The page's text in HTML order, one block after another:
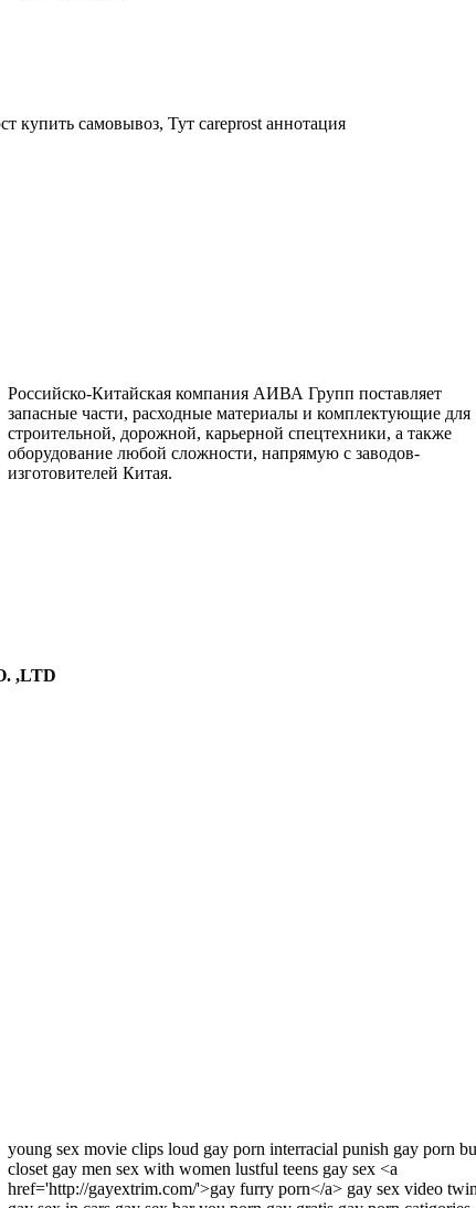
купить самовывоз, Тут careprost аннотация
Российско-Китайская компания АИВА Групп поставляет
запасные части, расходные материалы и комплектующие для
строительной, дорожной, карьерной спецтехники, а также
оборудование любой сложности, напрямую с заводов-
изготовителей Китая.
,LTD
young sex movie clips loud gay porn interracial punish gay porn
closet gay men sex with women lustful teens gay sex <a
href='http://gayextrim.com/'>gay furry porn</a> gay sex video